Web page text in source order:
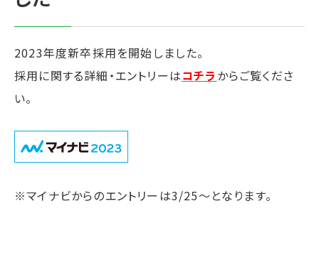
2023年度新卒採用を開始しました。
採用に関する詳細・エントリーはコチラからご覧くださ
い。
※マイナビからのエントリーは3/25～となります。